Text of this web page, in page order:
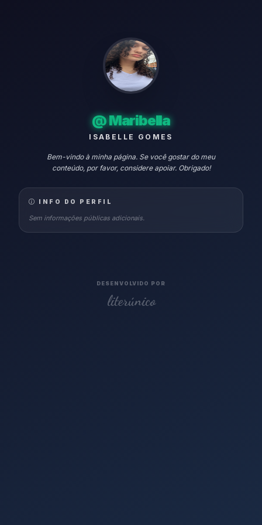
@Maribella
ISABELLE GOMES
Bem-vindo à minha página. Se você gostar do meu
conteúdo, por favor, considere apoiar. Obrigado!
INFO DO PERFIL
Sem informações públicas adicionais.
DESENVOLVIDO POR
literúnico